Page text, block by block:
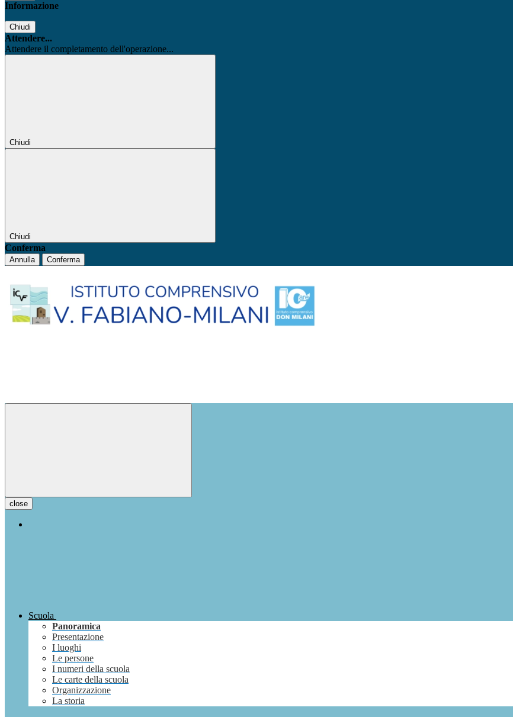
Informazione
Chiudi
Attendere...
Attendere il completamento dell'operazione...
Chiudi
Chiudi
Conferma
Annulla Conferma
close
Scuola
Panoramica
Presentazione
I luoghi
Le persone
I numeri della scuola
Le carte della scuola
Organizzazione
La storia